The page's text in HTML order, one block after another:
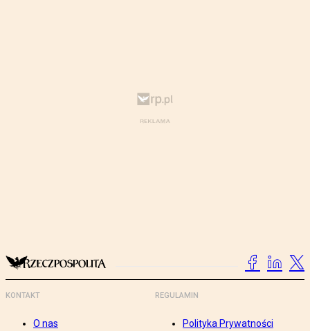
KONTAKT
O nas
REGULAMIN
Polityka Prywatności